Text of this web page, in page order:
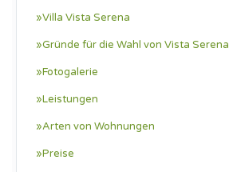
»Villa Vista Serena
»Gründe für die Wahl von Vista Serena
»Fotogalerie
»Leistungen
»Arten von Wohnungen
»Preise